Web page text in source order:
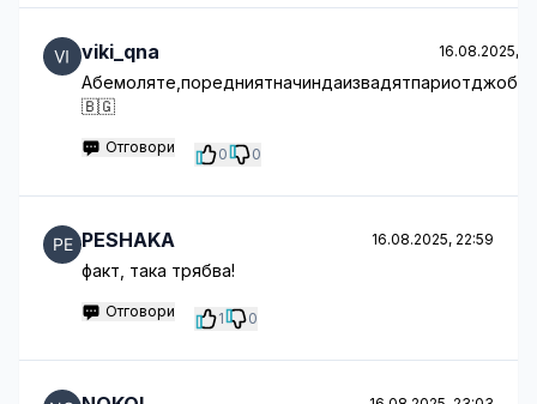
viki_qna 16.08.2025,
🇧🇬
Отговори 0 0
PESHAKA 16.08.2025, 22:59
факт, така трябва!
Отговори 1 0